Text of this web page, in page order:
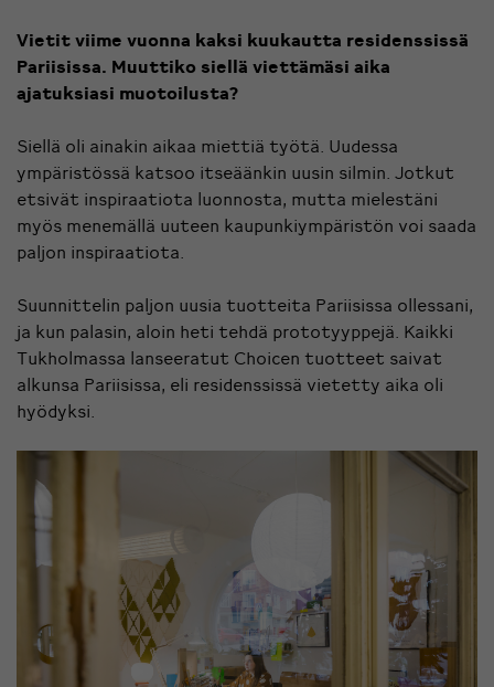
Vietit viime vuonna kaksi kuukautta residenssissä
Pariisissa. Muuttiko siellä viettämäsi aika
ajatuksiasi muotoilusta?
Siellä oli ainakin aikaa miettiä työtä. Uudessa
ympäristössä katsoo itseäänkin uusin silmin. Jotkut
etsivät inspiraatiota luonnosta, mutta mielestäni
myös menemällä uuteen kaupunkiympäristön voi saada
paljon inspiraatiota.
Suunnittelin paljon uusia tuotteita Pariisissa ollessani,
ja kun palasin, aloin heti tehdä prototyyppejä. Kaikki
Tukholmassa lanseeratut Choicen tuotteet saivat
alkunsa Pariisissa, eli residenssissä vietetty aika oli
hyödyksi.